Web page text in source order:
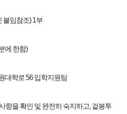
붙임참조) 1부
에 한함)
대학로 56 입학지원팀
항을 확인 및 완전히 숙지하고, 겉봉투